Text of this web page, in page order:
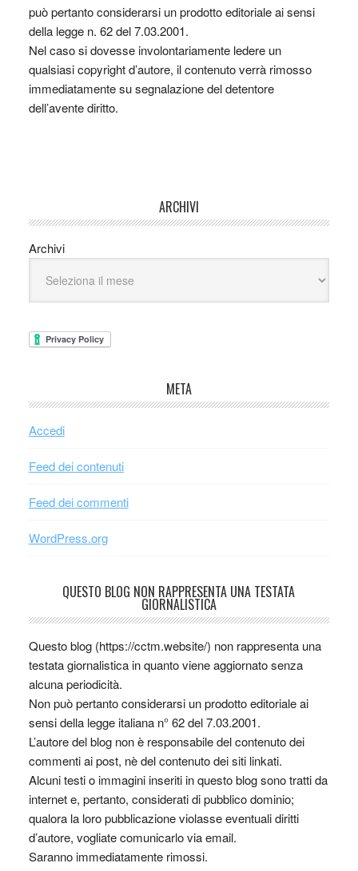
può pertanto considerarsi un prodotto editoriale ai sensi
della legge n. 62 del 7.03.2001.
Nel caso si dovesse involontariamente ledere un
qualsiasi copyright d’autore, il contenuto verrà rimosso
immediatamente su segnalazione del detentore
dell’avente diritto.
ARCHIVI
Archivi
META
Accedi
Feed dei contenuti
Feed dei commenti
WordPress.org
QUESTO BLOG NON RAPPRESENTA UNA TESTATA
GIORNALISTICA
Questo blog (https://cctm.website/) non rappresenta una
testata giornalistica in quanto viene aggiornato senza
alcuna periodicità.
Non può pertanto considerarsi un prodotto editoriale ai
sensi della legge italiana n° 62 del 7.03.2001.
L’autore del blog non è responsabile del contenuto dei
commenti ai post, nè del contenuto dei siti linkati.
Alcuni testi o immagini inseriti in questo blog sono tratti da
internet e, pertanto, considerati di pubblico dominio;
qualora la loro pubblicazione violasse eventuali diritti
d’autore, vogliate comunicarlo via email.
Saranno immediatamente rimossi.